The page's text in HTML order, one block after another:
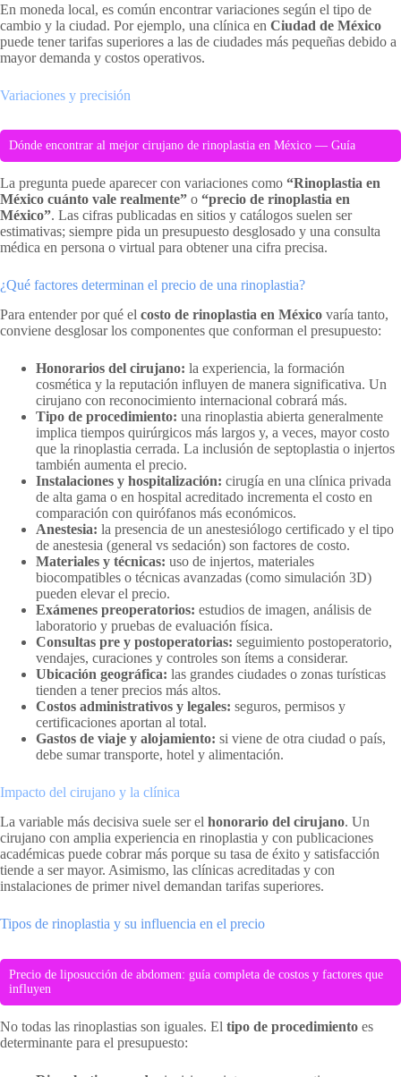
En moneda local, es común encontrar variaciones según el tipo de
cambio y la ciudad. Por ejemplo, una clínica en Ciudad de México
puede tener tarifas superiores a las de ciudades más pequeñas debido a
mayor demanda y costos operativos.
Variaciones y precisión
Dónde encontrar al mejor cirujano de rinoplastia en México — Guía
La pregunta puede aparecer con variaciones como “Rinoplastia en
México cuánto vale realmente” o “precio de rinoplastia en
México”. Las cifras publicadas en sitios y catálogos suelen ser
estimativas; siempre pida un presupuesto desglosado y una consulta
médica en persona o virtual para obtener una cifra precisa.
¿Qué factores determinan el precio de una rinoplastia?
Para entender por qué el costo de rinoplastia en México varía tanto,
conviene desglosar los componentes que conforman el presupuesto:
Honorarios del cirujano: la experiencia, la formación
cosmética y la reputación influyen de manera significativa. Un
cirujano con reconocimiento internacional cobrará más.
Tipo de procedimiento: una rinoplastia abierta generalmente
implica tiempos quirúrgicos más largos y, a veces, mayor costo
que la rinoplastia cerrada. La inclusión de septoplastia o injertos
también aumenta el precio.
Instalaciones y hospitalización: cirugía en una clínica privada
de alta gama o en hospital acreditado incrementa el costo en
comparación con quirófanos más económicos.
Anestesia: la presencia de un anestesiólogo certificado y el tipo
de anestesia (general vs sedación) son factores de costo.
Materiales y técnicas: uso de injertos, materiales
biocompatibles o técnicas avanzadas (como simulación 3D)
pueden elevar el precio.
Exámenes preoperatorios: estudios de imagen, análisis de
laboratorio y pruebas de evaluación física.
Consultas pre y postoperatorias: seguimiento postoperatorio,
vendajes, curaciones y controles son ítems a considerar.
Ubicación geográfica: las grandes ciudades o zonas turísticas
tienden a tener precios más altos.
Costos administrativos y legales: seguros, permisos y
certificaciones aportan al total.
Gastos de viaje y alojamiento: si viene de otra ciudad o país,
debe sumar transporte, hotel y alimentación.
Impacto del cirujano y la clínica
La variable más decisiva suele ser el honorario del cirujano. Un
cirujano con amplia experiencia en rinoplastia y con publicaciones
académicas puede cobrar más porque su tasa de éxito y satisfacción
tiende a ser mayor. Asimismo, las clínicas acreditadas y con
instalaciones de primer nivel demandan tarifas superiores.
Tipos de rinoplastia y su influencia en el precio
Precio de liposucción de abdomen: guía completa de costos y factores que
influyen
No todas las rinoplastias son iguales. El tipo de procedimiento es
determinante para el presupuesto: